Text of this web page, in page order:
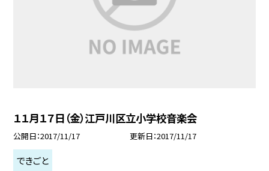
１１月１７日（金）江戸川区立小学校音楽会
公開日 2017/11/17 更新日 2017/11/17
できごと